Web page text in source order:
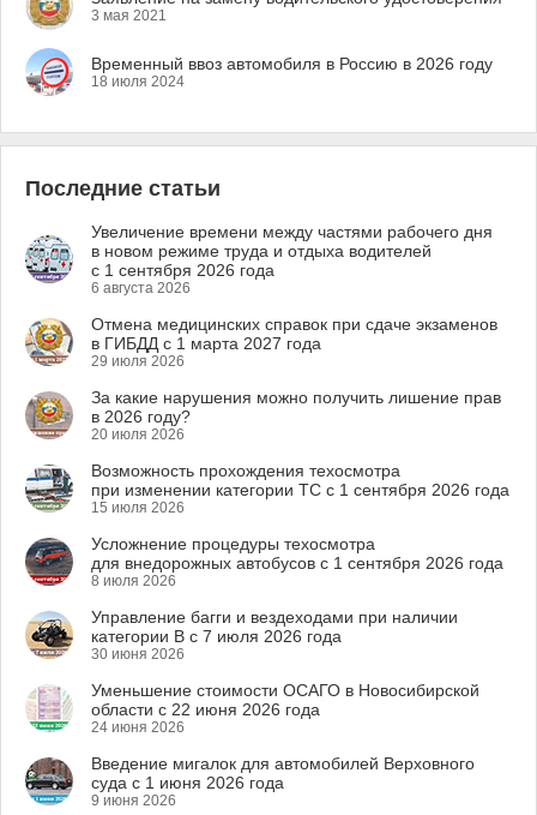
3 мая 2021
Временный ввоз автомобиля в Россию в 2026 году
18 июля 2024
Последние статьи
Увеличение времени между частями рабочего дня
в новом режиме труда и отдыха водителей
с 1 сентября 2026 года
6 августа 2026
Отмена медицинских справок при сдаче экзаменов
в ГИБДД с 1 марта 2027 года
29 июля 2026
За какие нарушения можно получить лишение прав
в 2026 году?
20 июля 2026
Возможность прохождения техосмотра
при изменении категории ТС с 1 сентября 2026 года
15 июля 2026
Усложнение процедуры техосмотра
для внедорожных автобусов с 1 сентября 2026 года
8 июля 2026
Управление багги и вездеходами при наличии
категории B с 7 июля 2026 года
30 июня 2026
Уменьшение стоимости ОСАГО в Новосибирской
области с 22 июня 2026 года
24 июня 2026
Введение мигалок для автомобилей Верховного
суда с 1 июня 2026 года
9 июня 2026